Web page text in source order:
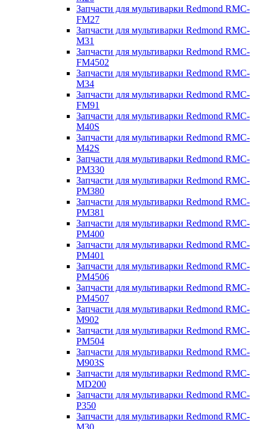
Запчасти для мультиварки Redmond RMC-
FM27
Запчасти для мультиварки Redmond RMC-
M31
Запчасти для мультиварки Redmond RMC-
FM4502
Запчасти для мультиварки Redmond RMC-
M34
Запчасти для мультиварки Redmond RMC-
FM91
Запчасти для мультиварки Redmond RMC-
M40S
Запчасти для мультиварки Redmond RMC-
M42S
Запчасти для мультиварки Redmond RMC-
PM330
Запчасти для мультиварки Redmond RMC-
PM380
Запчасти для мультиварки Redmond RMC-
PM381
Запчасти для мультиварки Redmond RMC-
PM400
Запчасти для мультиварки Redmond RMC-
PM401
Запчасти для мультиварки Redmond RMC-
PM4506
Запчасти для мультиварки Redmond RMC-
PM4507
Запчасти для мультиварки Redmond RMC-
M902
Запчасти для мультиварки Redmond RMC-
PM504
Запчасти для мультиварки Redmond RMC-
M903S
Запчасти для мультиварки Redmond RMC-
MD200
Запчасти для мультиварки Redmond RMC-
P350
Запчасти для мультиварки Redmond RMC-
M30